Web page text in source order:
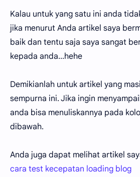
Kalau untuk yang satu ini anda
jika menurut Anda artikel saya
baik dan tentu saja saya sangat
kepada anda...hehe
Demikianlah untuk artikel yang
sempurna ini. Jika ingin
anda bisa menuliskannya pada
dibawah.
Anda juga dapat melihat artikel
cara test kecepatan loading blog